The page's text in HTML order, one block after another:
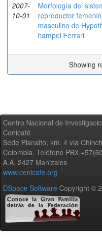
2007-
10-01
Morfología del
reproductor
masculino de
hampei Ferrari
Showing
Centro Nacional de
Cenicafé
Sede Planalto, km. 4 vía
Colombia, Teléfono PBX
A.A. 2427 Manizales
www.cenicafe.org
DSpace Software Copyright ©